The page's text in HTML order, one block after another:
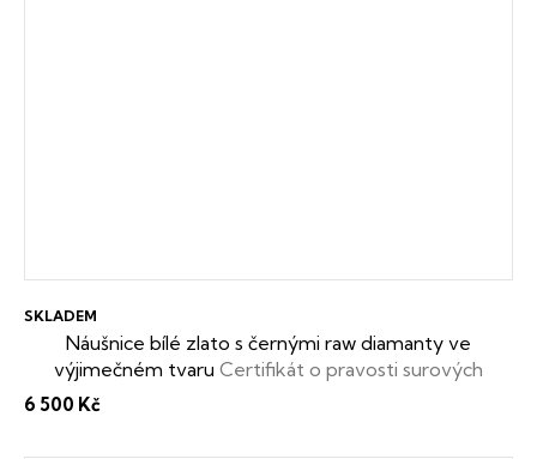
Náušnice bílé zlato s černými raw diamanty ve
výjimečném tvaru Certifikát o pravosti surových
SKLADEM
6 500 Kč